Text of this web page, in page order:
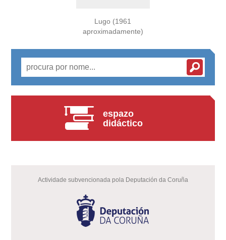
Lugo (1961
aproximadamente)
espazo
didáctico
Actividade subvencionada pola Deputación da Coruña